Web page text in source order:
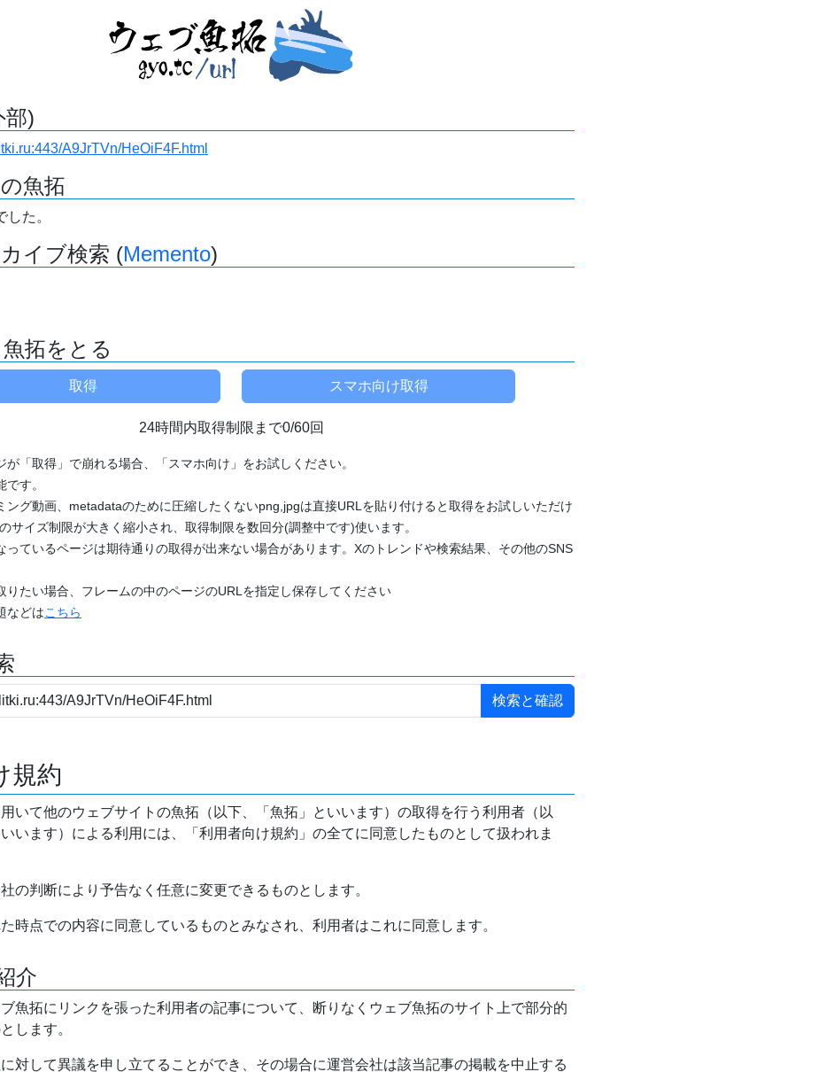
部)
A9JrTVn/HeOiF4F.html
魚拓
した。
イブ検索 (Memento)
拓をとる
24時間内取得制限まで0/60回
が「取得」で崩れる場合、「スマホ向け」をお試しください。
す。
ング動画、metadataのために圧縮したくないpng,jpgは直接URLを貼り付けると取得をお試しいただけ
サイズ制限が大きく縮小され、取得制限を数回分(調整中です)使います。
っているページは期待通りの取得が出来ない場合があります。Xのトレンドや検索結果、その他のSNS
りたい場合、フレームの中のページのURLを指定し保存してください
などはこちら
規約
用いて他のウェブサイトの魚拓（以下、「魚拓」といいます）の取得を行う利用者（以
います）による利用には、「利用者向け規約」の全てに同意したものとして扱われま
の判断により予告なく任意に変更できるものとします。
時点での内容に同意しているものとみなされ、利用者はこれに同意します。
介
魚拓にリンクを張った利用者の記事について、断りなくウェブ魚拓のサイト上で部分的
します。
対して異議を申し立てることができ、その場合に運営会社は該当記事の掲載を中止する